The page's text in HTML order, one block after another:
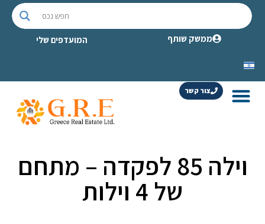
ממשק שותף המועדפים שלי
צור קשר
וילה 85 לפקדה – מתחם
של 4 וילות